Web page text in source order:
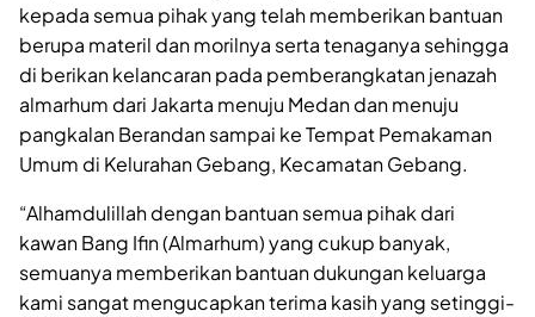
kepada semua pihak yang telah memberikan bantuan
berupa materil dan morilnya serta tenaganya sehingga
di berikan kelancaran pada pemberangkatan jenazah
almarhum dari Jakarta menuju Medan dan menuju
pangkalan Berandan sampai ke Tempat Pemakaman
Umum di Kelurahan Gebang, Kecamatan Gebang.
“Alhamdulillah dengan bantuan semua pihak dari
kawan Bang Ifin (Almarhum) yang cukup banyak,
semuanya memberikan bantuan dukungan keluarga
kami sangat mengucapkan terima kasih yang setinggi-